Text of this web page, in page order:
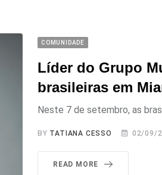
COMUNIDADE
Líder do Grupo
brasileiras em
Neste 7 de setembro, as
BY TATIANA CESSO 02/09/
READ MORE